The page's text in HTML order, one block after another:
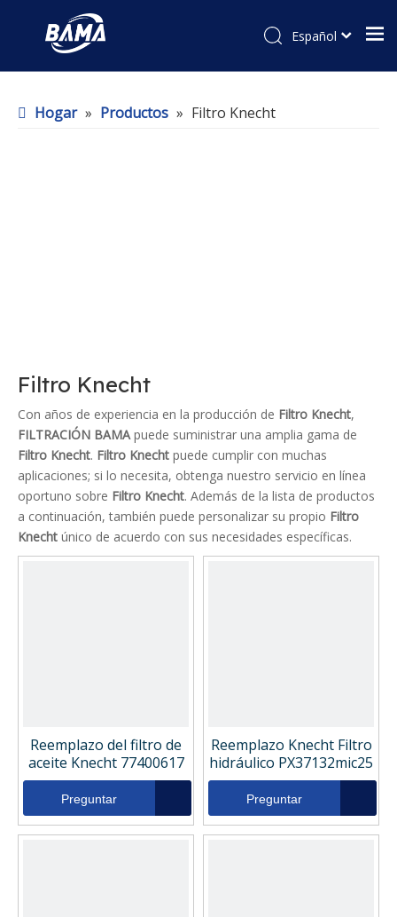
Español
Hogar » Productos » Filtro Knecht
Filtro Knecht
Con años de experiencia en la producción de Filtro Knecht,
FILTRACIÓN BAMApuede suministrar una amplia gama de
Filtro Knecht. Filtro Knecht puede cumplir con muchas
aplicaciones; si lo necesita, obtenga nuestro servicio en línea
oportuno sobre Filtro Knecht. Además de la lista de productos
a continuación, también puede personalizar su propio Filtro
Knecht único de acuerdo con sus necesidades específicas.
Reemplazo del filtro de
aceite Knecht 77400617
Preguntar
Reemplazo Knecht Filtro
hidráulico PX37132mic25
Preguntar